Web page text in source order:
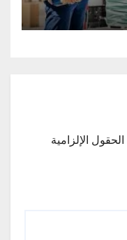
الحقول الإلزامية